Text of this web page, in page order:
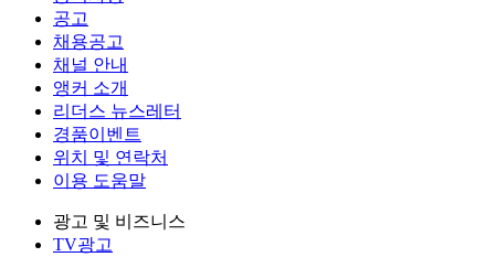
공고
채용공고
채널 안내
앵커 소개
리더스 뉴스레터
경품이벤트
위치 및 연락처
이용 도움말
광고 및 비즈니스
TV광고